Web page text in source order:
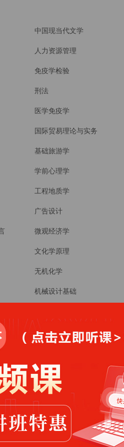
中国现当代文学
人力资源管理
免疫学检验
刑法
医学免疫学
国际贸易理论与实务
基础旅游学
学前心理学
工程地质学
广告设计
微观经济学
文化学原理
无机化学
机械设计基础
民航服务礼仪
物理治疗学
电子商务概论
社会学概论
系统解剖学